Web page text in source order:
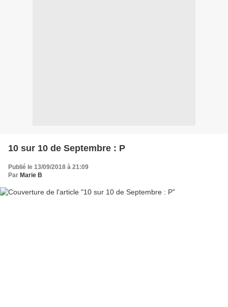
10 sur 10 de Septembre : P
Publié le 13/09/2018 à 21:09
Par Marie B